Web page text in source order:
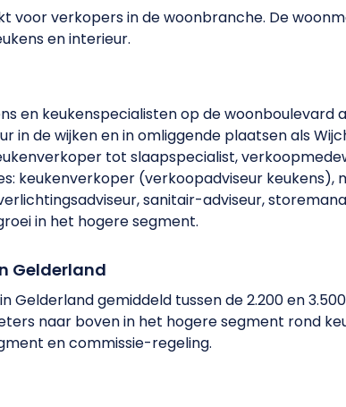
voor verkopers in de woonbranche. De
en interieur.
en keukenspecialisten op de woonboulevard
in de wijken en in omliggende plaatsen als
tot slaapspecialist,
keukenverkoper (verkoopadviseur
sanitair-adviseur,
in het hogere segment.
Gelderland
Gelderland gemiddeld tussen de 2.200 en
naar boven in het hogere segment rond
en commissie-regeling.